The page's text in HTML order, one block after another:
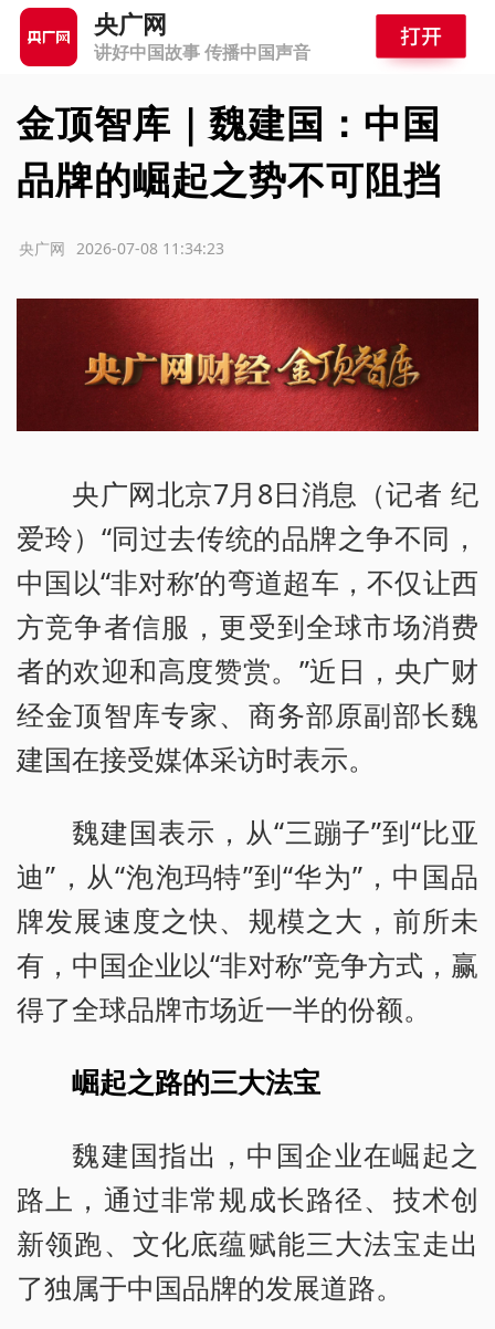
央广网
讲好中国故事 传播中国声音
金顶智库｜魏建国：中国
品牌的崛起之势不可阻挡
2026-07-08 11:34:23
央广网
央广网北京7月8日消息（记者 纪
爱玲）“同过去传统的品牌之争不同，
中国以“非对称’的弯道超车，不仅让西
方竞争者信服，更受到全球市场消费
者的欢迎和高度赞赏。”近日，央广财
经金顶智库专家、商务部原副部长魏
建国在接受媒体采访时表示。
魏建国表示，从“三蹦子”到“比亚
迪”，从“泡泡玛特”到“华为”，中国品
牌发展速度之快、规模之大，前所未
有，中国企业以“非对称”竞争方式，赢
得了全球品牌市场近一半的份额。
崛起之路的三大法宝
魏建国指出，中国企业在崛起之
路上，通过非常规成长路径、技术创
新领跑、文化底蕴赋能三大法宝走出
了独属于中国品牌的发展道路。